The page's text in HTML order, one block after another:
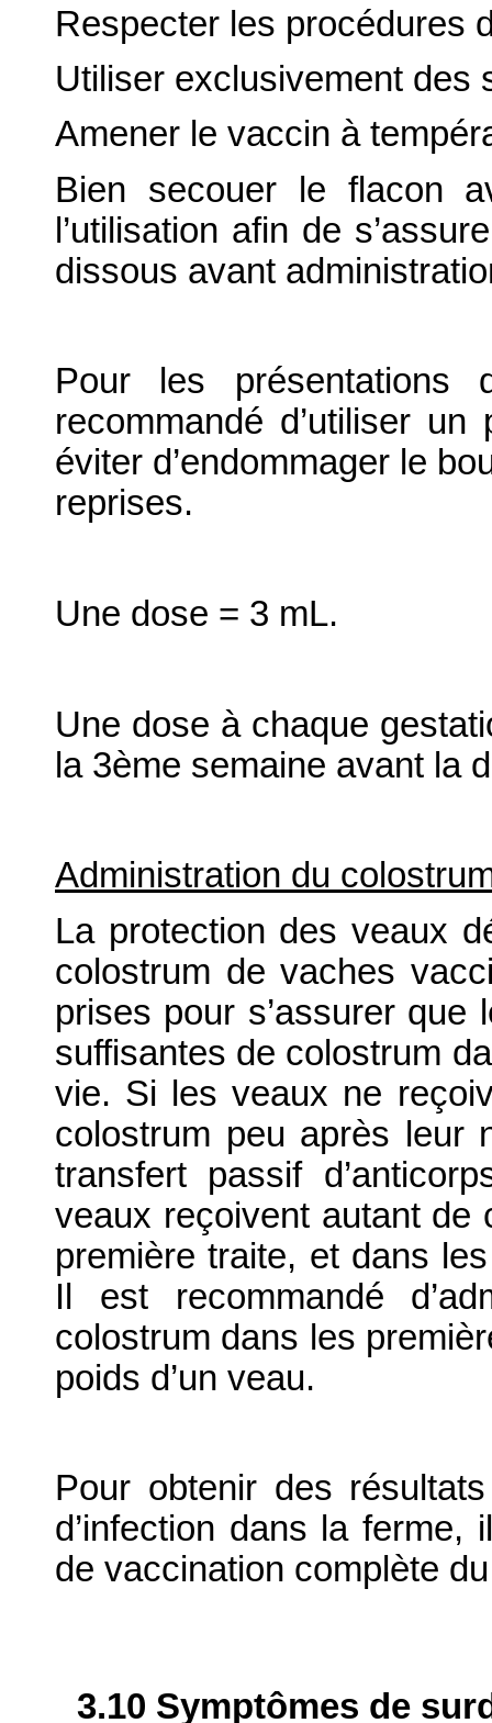
Respecter les procédures
Utiliser exclusivement des
Amener le vaccin à
Bien secouer le flacon
l’utilisation afin de
dissous avant
Pour les
recommandé d’utiliser
éviter d’endommager le
reprises.
Une dose = 3 mL.
Une dose à chaque
la 3ème semaine avant la
Administration du
La protection des veaux
colostrum de vaches
prises pour s’assurer
suffisantes de colostrum
vie. Si les veaux ne
colostrum peu après leur
transfert passif
veaux reçoivent autant de
première traite, et dans
Il est recommandé
colostrum dans les
poids d’un veau.
Pour obtenir des
d’infection dans la ferme,
de vaccination complète
3.10 Symptômes de